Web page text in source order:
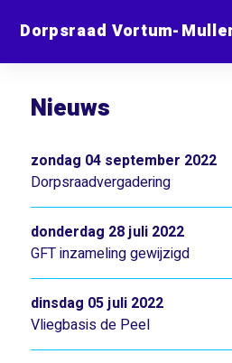
Dorpsraad Vortum-
Nieuws
Dorpsraadvergadering
zondag 04 september 2022
GFT inzameling gewijzigd
donderdag 28 juli 2022
Vliegbasis de Peel
dinsdag 05 juli 2022